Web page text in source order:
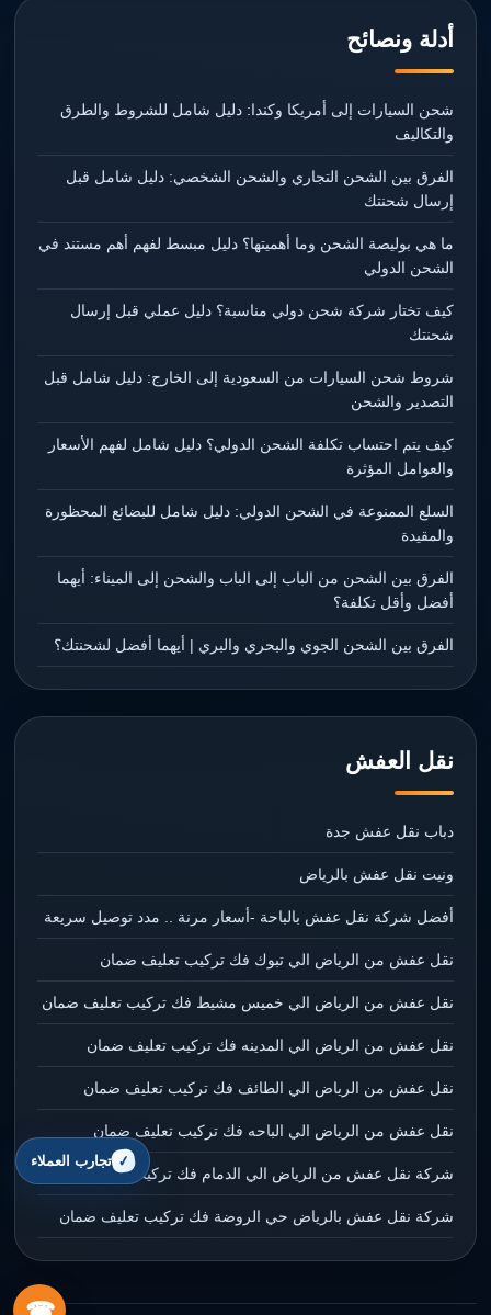
أدلة ونصائح
شحن السيارات إلى أمريكا وكندا: دليل شامل للشروط والطرق
والتكاليف
الفرق بين الشحن التجاري والشحن الشخصي: دليل شامل قبل
إرسال شحنتك
ما هي بوليصة الشحن وما أهميتها؟ دليل مبسط لفهم أهم مستند في
الشحن الدولي
كيف تختار شركة شحن دولي مناسبة؟ دليل عملي قبل إرسال
شحنتك
شروط شحن السيارات من السعودية إلى الخارج: دليل شامل قبل
التصدير والشحن
كيف يتم احتساب تكلفة الشحن الدولي؟ دليل شامل لفهم الأسعار
والعوامل المؤثرة
السلع الممنوعة في الشحن الدولي: دليل شامل للبضائع المحظورة
والمقيدة
الفرق بين الشحن من الباب إلى الباب والشحن إلى الميناء: أيهما
أفضل وأقل تكلفة؟
الفرق بين الشحن الجوي والبحري والبري | أيهما أفضل لشحنتك؟
نقل العفش
دباب نقل عفش جدة
ونيت نقل عفش بالرياض
أفضل شركة نقل عفش بالباحة -أسعار مرنة .. مدد توصيل سريعة
نقل عفش من الرياض الي تبوك فك تركيب تعليف ضمان
نقل عفش من الرياض الي خميس مشيط فك تركيب تعليف ضمان
نقل عفش من الرياض الي المدينه فك تركيب تعليف ضمان
نقل عفش من الرياض الي الطائف فك تركيب تعليف ضمان
نقل عفش من الرياض الي الباحه فك تركيب تعليف ضمان
شركة نقل عفش من الرياض الي الدمام فك تركيب تعليف ضمان
شركة نقل عفش بالرياض حي الروضة فك تركيب تعليف ضمان
تجارب العملاء